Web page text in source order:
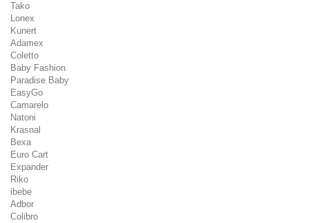
Tako
Lonex
Kunert
Adamex
Coletto
Baby Fashion
Paradise Baby
EasyGo
Camarelo
Natoni
Krasnal
Bexa
Euro Cart
Expander
Riko
ibebe
Adbor
Colibro